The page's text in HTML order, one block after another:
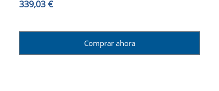
339,03 €
Comprar ahora